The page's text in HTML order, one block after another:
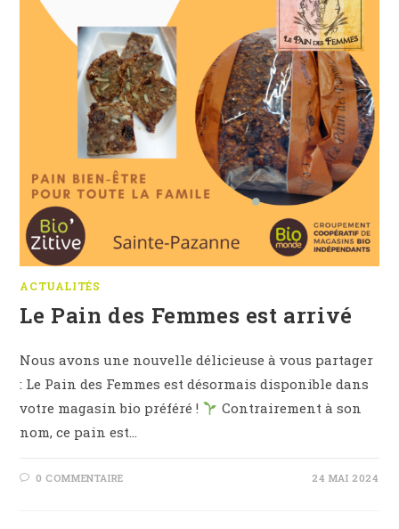
ACTUALITÉS
Le Pain des Femmes est arrivé
Nous avons une nouvelle délicieuse à vous partager
: Le Pain des Femmes est désormais disponible dans
votre magasin bio préféré !
Contrairement à son
nom, ce pain est…
0 COMMENTAIRE 24 MAI 2024